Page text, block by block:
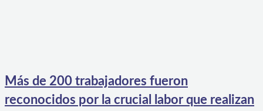
Más de 200 trabajadores fueron
reconocidos por la crucial labor que realizan